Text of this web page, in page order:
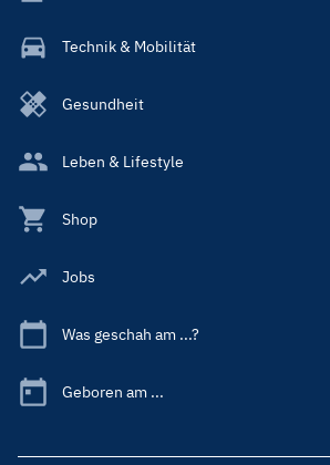
Technik & Mobilität
Gesundheit
Leben & Lifestyle
Shop
Jobs
Was geschah am ...?
Geboren am ...